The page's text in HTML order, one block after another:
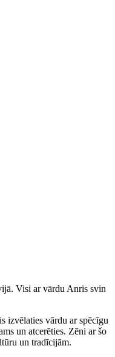
Visi ar vārdu Anris svin
izvēlaties vārdu ar spēcīgu
un atcerēties. Zēni ar šo
un tradīcijām.